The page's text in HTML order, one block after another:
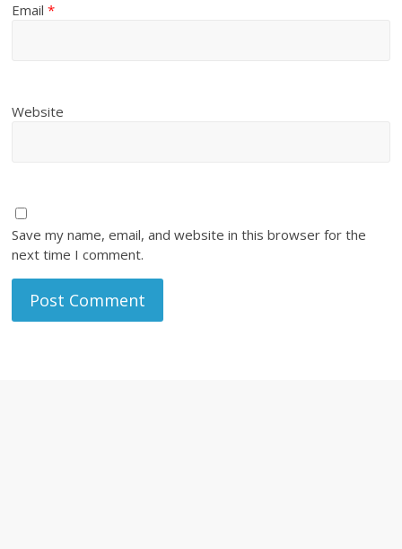
Email*
Website
Save my name, email, and website in this browser for the
next time I comment.